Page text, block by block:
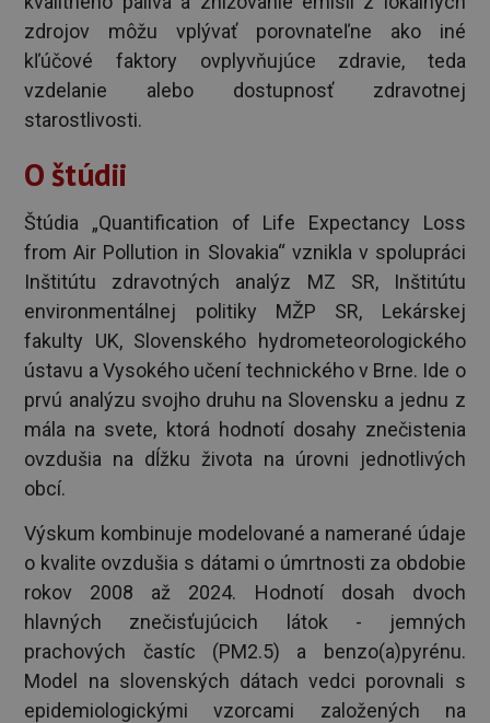
zdrojov môžu vplývať porovnateľne ako iné
kľúčové faktory ovplyvňujúce zdravie, teda
vzdelanie alebo dostupnosť zdravotnej
starostlivosti.
O štúdii
Štúdia „Quantification of Life Expectancy Loss
from Air Pollution in Slovakia“ vznikla v spolupráci
Inštitútu zdravotných analýz MZ SR, Inštitútu
environmentálnej politiky MŽP SR, Lekárskej
fakulty UK, Slovenského hydrometeorologického
ústavu a Vysokého učení technického v Brne. Ide o
prvú analýzu svojho druhu na Slovensku a jednu z
mála na svete, ktorá hodnotí dosahy znečistenia
ovzdušia na dĺžku života na úrovni jednotlivých
obcí.
Výskum kombinuje modelované a namerané údaje
o kvalite ovzdušia s dátami o úmrtnosti za obdobie
rokov 2008 až 2024. Hodnotí dosah dvoch
hlavných znečisťujúcich látok - jemných
prachových častíc (PM2.5) a benzo(a)pyrénu.
Model na slovenských dátach vedci porovnali s
epidemiologickými vzorcami založených na